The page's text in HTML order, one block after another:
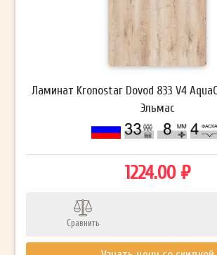
Ламинат Kronostar Dovod 833 V4
Эльмас
1224.00 ₽
Сравнить